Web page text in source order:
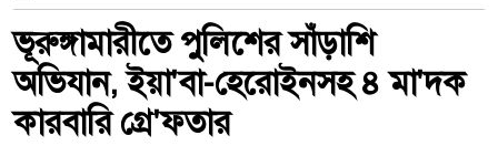
ভূরুঙ্গামারীতে পুলিশের সাঁড়াশি
অভিযান, ইয়া'বা-হেরোইনসহ ৪ মা'দক
কারবারি গ্রে'ফতার